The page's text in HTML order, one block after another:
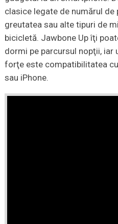
clasice legate de numărul
greutatea sau alte tipuri de
bicicletă. Jawbone Up îţi
dormi pe parcursul nopţii, iar
forţe este compatibilitatea
sau iPhone.